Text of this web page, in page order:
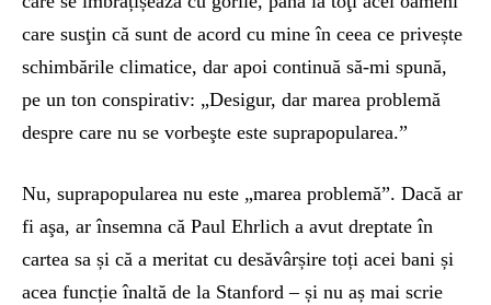
care susţin că sunt de acord cu mine în ceea ce privește
schimbările climatice, dar apoi continuă să-mi spună,
pe un ton conspirativ: „Desigur, dar marea problemă
despre care nu se vorbeşte este suprapopularea.”
Nu, suprapopularea nu este „marea problemă”. Dacă ar
fi aşa, ar însemna că Paul Ehrlich a avut dreptate în
cartea sa și că a meritat cu desăvârșire toți acei bani și
acea funcție înaltă de la Stanford – și nu aș mai scrie